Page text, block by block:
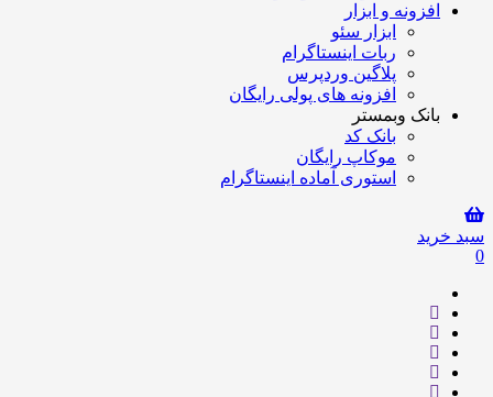
و ابزار
ابزار سئو
ربات اینستاگرام
پلاگین وردپرس
افزونه های پولی رایگان
وبمستر
بانک کد
موکاپ رایگان
استوری آماده اینستاگرام